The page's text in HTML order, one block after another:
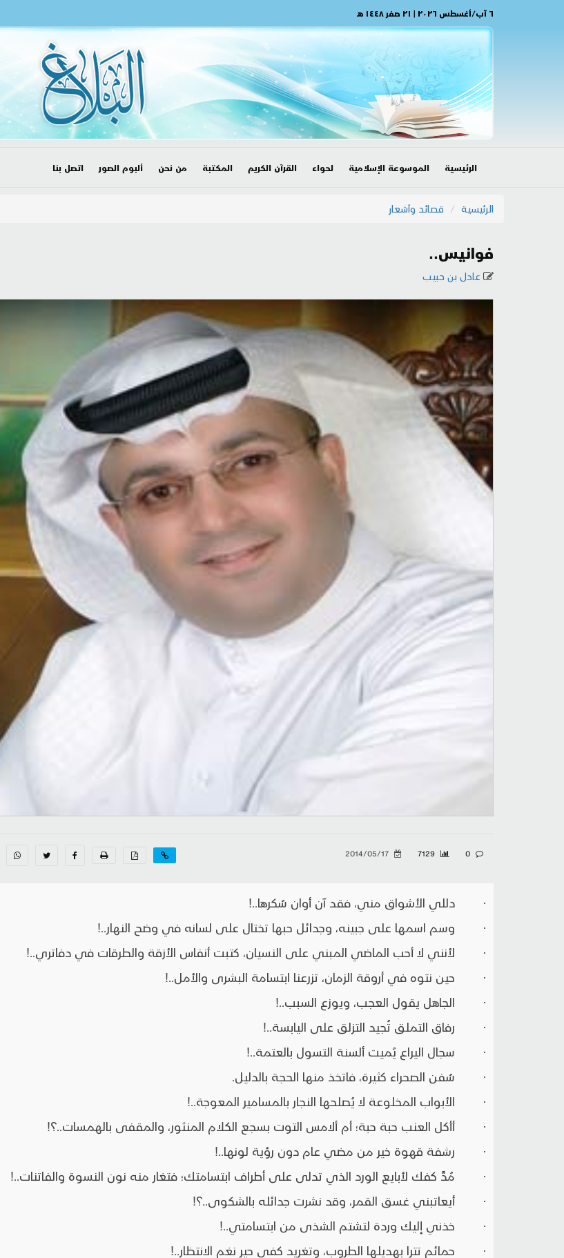
٦ آب/أغسطس ٢٠٢٦ | ٢١ صفر ١٤٤٨ هـ
الرئيسية الموسوعة الإسلامية لحواء القرآن الكريم المكتبة من نحن ألبوم الصور اتصل بنا
الرئيسية قصائد وأشعار
فوانيس..
عادل بن حبيب
0
7129
2014/05/17
· دللي الأشواق مني، فقد آن أوان سُكرها..!
· وسم اسمها على جبينه، وجدائل حبها تختال على لسانه في وضح النهار..!
· لأنني لا أحب الماضي المبني على النسيان، كتبت أنفاس الأزقة والطرقات في دفاتري..!
· حين نتوه في أروقة الزمان، تزرعنا ابتسامة البشرى والأمل..!
· الجاهل يقول العجب، ويوزع السبب..!
· رفاق التملق تُجيد التزلق على اليابسة..!
· سجال اليراع يُميت ألسنة التسول بالعتمة..!
· سُفن الصحراء كثيرة، فاتخذ منها الحجة بالدليل.
· الأبواب المخلوعة لا يُصلحها النجار بالمسامير المعوجة..!
· أأكل العنب حبة حبة؛ أم ألامس التوت بسجع الكلام المنثور، والمقفى بالهمسات..؟!
· رشفة قهوة خير من مضي عام دون رؤية لونها..!
· مُدَّ كفك لأبايع الورد الذي تدلى على أطراف ابتسامتك؛ فتغار منه نون النسوة والفاتنات..!
· أيعاتبني غسق القمر، وقد نشرت جدائله بالشكوى..؟!
· خذني إليك وردة لتشتم الشذى من ابتسامتي..!
· حمائم تترا بهديلها الطروب، وتغريد كفي حير نغم الانتظار..!